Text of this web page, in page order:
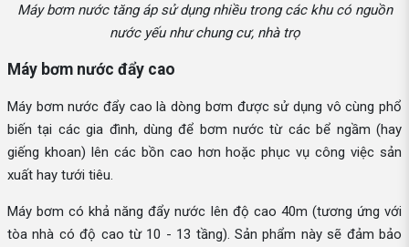
Máy bơm nước tăng áp sử dụng nhiều trong các khu có nguồn
nước yếu như chung cư, nhà trọ
Máy bơm nước đẩy cao
Máy bơm nước đẩy cao là dòng bơm được sử dụng vô cùng phổ
biến tại các gia đình, dùng để bơm nước từ các bể ngầm (hay
giếng khoan) lên các bồn cao hơn hoặc phục vụ công việc sản
xuất hay tưới tiêu.
Máy bơm có khả năng đẩy nước lên độ cao 40m (tương ứng với
tòa nhà có độ cao từ 10 - 13 tầng). Sản phẩm này sẽ đảm bảo